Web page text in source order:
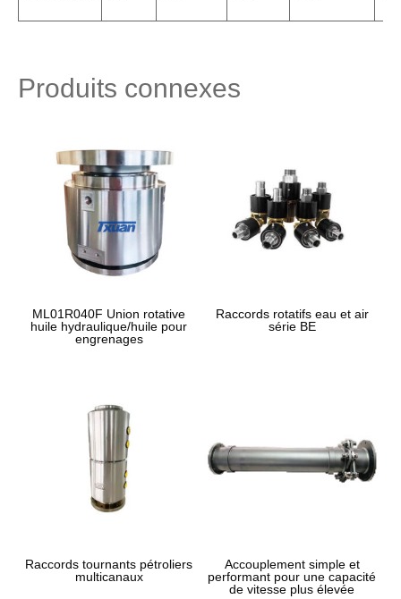
Produits connexes
ML01R040F Union rotative
huile hydraulique/huile pour
engrenages
Raccords rotatifs eau et air
série BE
Raccords tournants pétroliers
multicanaux
Accouplement simple et
performant pour une capacité
de vitesse plus élevée